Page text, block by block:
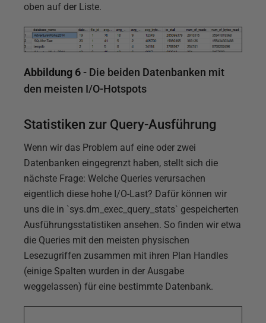
oben auf der Liste.
Abbildung 6- Die beiden Datenbanken mit
den meisten I/O-Hotspots
Statistiken zur Query-Ausführung
Wenn wir das Problem auf eine oder zwei
Datenbanken eingegrenzt haben, stellt sich die
nächste Frage: Welche Queries verursachen
eigentlich diese hohe I/O-Last? Dafür können wir
uns die in `sys.dm_exec_query_stats` gespeicherten
Ausführungsstatistiken ansehen. So finden wir etwa
die Queries mit den meisten physischen
Lesezugriffen zusammen mit ihren Plan Handles
(einige Spalten wurden in der Ausgabe
weggelassen) für eine bestimmte Datenbank.